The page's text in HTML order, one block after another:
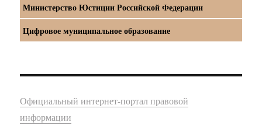
Министерство Юстиции Российской Федерации
Цифровое муниципальное образование
Официальный интернет-портал правовой
информации